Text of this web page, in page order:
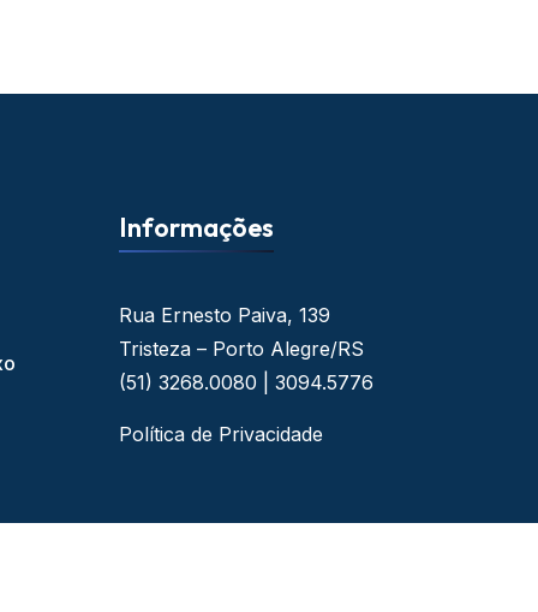
Informações
Rua Ernesto Paiva, 139
Tristeza – Porto Alegre/RS
(51) 3268.0080 | 3094.5776
Política de Privacidade